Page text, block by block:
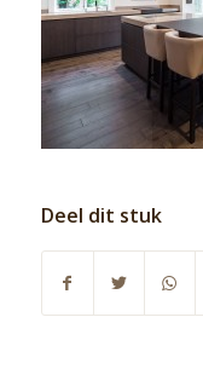
Deel dit stuk